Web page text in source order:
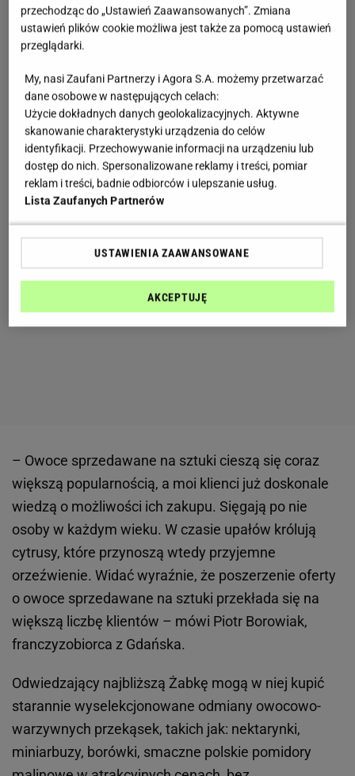
– Owoce sprzedawane na sztuki cieszą się coraz
większą popularnością, a moi klienci już doskonale
wiedzą o możliwości ich zakupu. Sięgają po nie
osoby w każdym wieku. W czasie upałów królują
cytrusy, które przynoszą wtedy przyjemne
orzeźwienie. Widać wyraźnie, że poszerzenie oferty
o owoce sprzedawane na sztuki przekłada się na
większą liczbę klientów – mówi Piotr Borowiak,
franczyzobiorca z Gdańska.
Odwiedzający najbliższą Żabkę mogą w niej kupić
starannie wyselekcjonowane odmiany owocowo-
warzywnych przekąsek, takich jak: nektarynki,
miniarbuzy, borówki, smaczne polskie pomidory
przechodząc do „Ustawień Zaawansowanych”. Zmiana
ustawień plików cookie możliwa jest także za pomocą ustawień
przeglądarki.
My, nasi Zaufani Partnerzy i Agora S.A. możemy przetwarzać
dane osobowe w następujących celach:
Użycie dokładnych danych geolokalizacyjnych. Aktywne
skanowanie charakterystyki urządzenia do celów
identyfikacji. Przechowywanie informacji na urządzeniu lub
dostęp do nich. Spersonalizowane reklamy i treści, pomiar
reklam i treści, badnie odbiorców i ulepszanie usług.
Lista Zaufanych Partnerów
USTAWIENIA ZAAWANSOWANE
AKCEPTUJĘ